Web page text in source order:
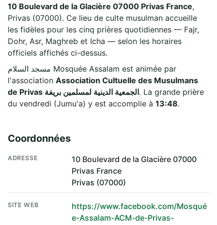
10 Boulevard de la Glacière 07000 Privas France,
Privas (07000). Ce lieu de culte musulman accueille
les fidèles pour les cinq prières quotidiennes — Fajr,
Dohr, Asr, Maghreb et Icha — selon les horaires
officiels affichés ci-dessus.
مسجد السلام Mosquée Assalam est animée par
l'association Association Cultuelle des Musulmans
de Privas الجمعية الدينية لمسلمين بريفة. La grande prière
du vendredi (Jumu'a) y est accomplie à 13:48.
Coordonnées
ADRESSE
10 Boulevard de la Glacière 07000
Privas France
Privas (07000)
SITE WEB
https://www.facebook.com/Mosqué
e-Assalam-ACM-de-Privas-